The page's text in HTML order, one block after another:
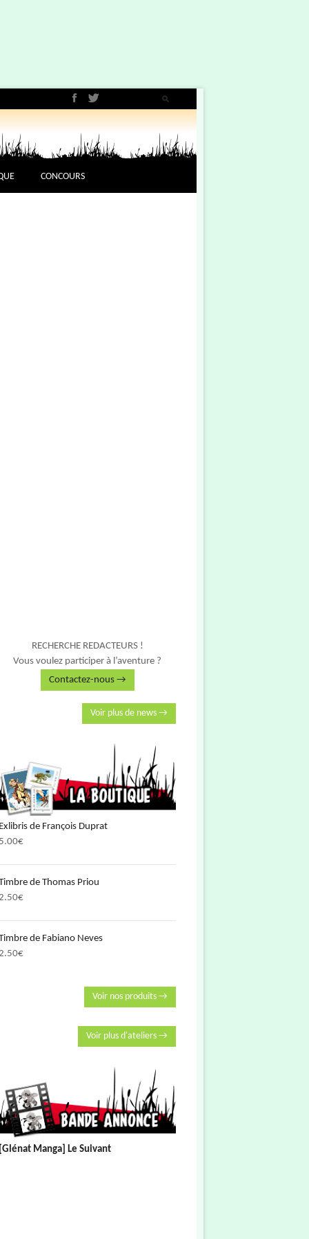
CONCOURS
RECHERCHE REDACTEURS !
Vous voulez participer à l’aventure ?
Contactez-nous →
Voir plus de news →
Exlibris de François Duprat
5.00€
de Thomas Priou
€
de Fabiano Neves
€
Voir nos produits →
Voir plus d'ateliers →
[Glénat Manga] Le Suivant